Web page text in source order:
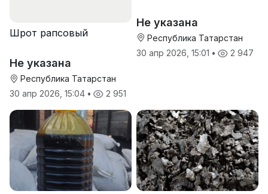
Шрот рапсовый
Не указана
Республика Татарстан
30 апр 2026, 15:04 • 2 951
Не указана
Республика Татарстан
30 апр 2026, 15:01 • 2 947